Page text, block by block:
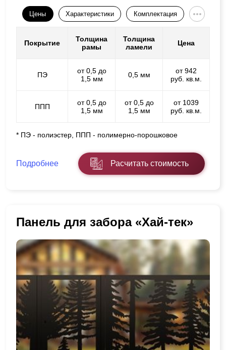
Цены Характеристики Комплектация
Покрытие
Толщина
рамы
Толщина
ламели
Цена
ПЭ
от 0,5 до
1,5 мм
0,5 мм
от 942
руб. кв.м.
ППП
от 0,5 до
1,5 мм
от 0,5 до
1,5 мм
от 1039
руб. кв.м.
* ПЭ - полиэстер, ППП - полимерно-порошковое
Подробнее Расчитать стоимость
Панель для забора «Хай-тек»